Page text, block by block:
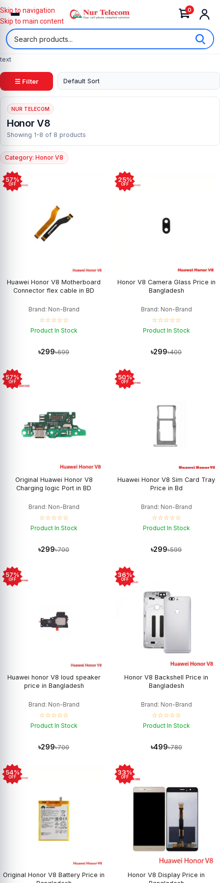
0
Skip to navigation
Skip to main content
text
☰ Filter
NUR TELECOM
Honor V8
Showing 1-8 of 8 products
Category: Honor V8
57%
OFF
Huawei Honor V8 Motherboard
Connector flex cable in BD
Brand: Non-Brand
☆☆☆☆☆
Product In Stock
৳299৳699
25%
OFF
Honor V8 Camera Glass Price in
Bangladesh
Brand: Non-Brand
☆☆☆☆☆
Product In Stock
৳299৳400
57%
OFF
Original Huawei Honor V8
Charging logic Port in BD
Brand: Non-Brand
☆☆☆☆☆
Product In Stock
৳299৳700
50%
OFF
Huawei Honor V8 Sim Card Tray
Price in Bd
Brand: Non-Brand
☆☆☆☆☆
Product In Stock
৳299৳599
57%
OFF
Huawei honor V8 loud speaker
price in Bangladesh
Brand: Non-Brand
☆☆☆☆☆
Product In Stock
৳299৳700
36%
OFF
Honor V8 Backshell Price in
Bangladesh
Brand: Non-Brand
☆☆☆☆☆
Product In Stock
৳499৳780
54%
OFF
Original Honor V8 Battery Price in
33%
OFF
Honor V8 Display Price in